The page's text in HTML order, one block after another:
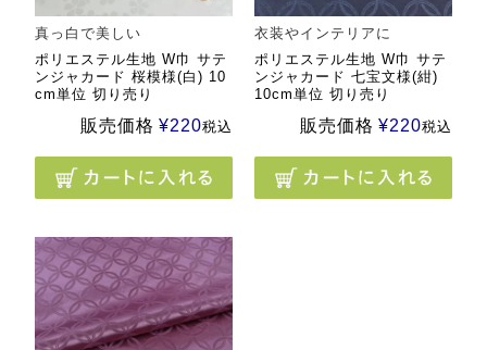
真っ白で美しい
ポリエステル生地 W巾 サテ
ンジャカード 桜模様(白) 10
cm単位 切り売り
販売価格 ¥220税込
衣装やインテリアに
ポリエステル生地 W巾 サテ
ンジャカード 七宝文様(紺)
10cm単位 切り売り
販売価格 ¥220税込